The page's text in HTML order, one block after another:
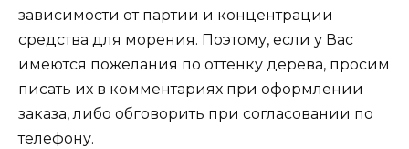
зависимости от партии и концентрации
средства для морения. Поэтому, если у Вас
имеются пожелания по оттенку дерева, просим
писать их в комментариях при оформлении
заказа, либо обговорить при согласовании по
телефону.